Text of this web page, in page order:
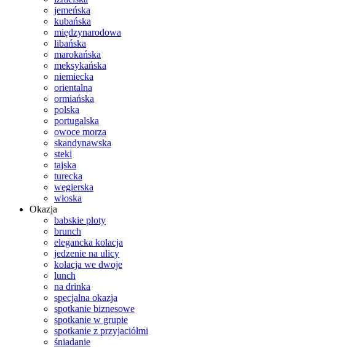
jemeńska
kubańska
międzynarodowa
libańska
marokańska
meksykańska
niemiecka
orientalna
ormiańska
polska
portugalska
owoce morza
skandynawska
steki
tajska
turecka
węgierska
włoska
Okazja
babskie ploty
brunch
elegancka kolacja
jedzenie na ulicy
kolacja we dwoje
lunch
na drinka
specjalna okazja
spotkanie biznesowe
spotkanie w grupie
spotkanie z przyjaciółmi
śniadanie